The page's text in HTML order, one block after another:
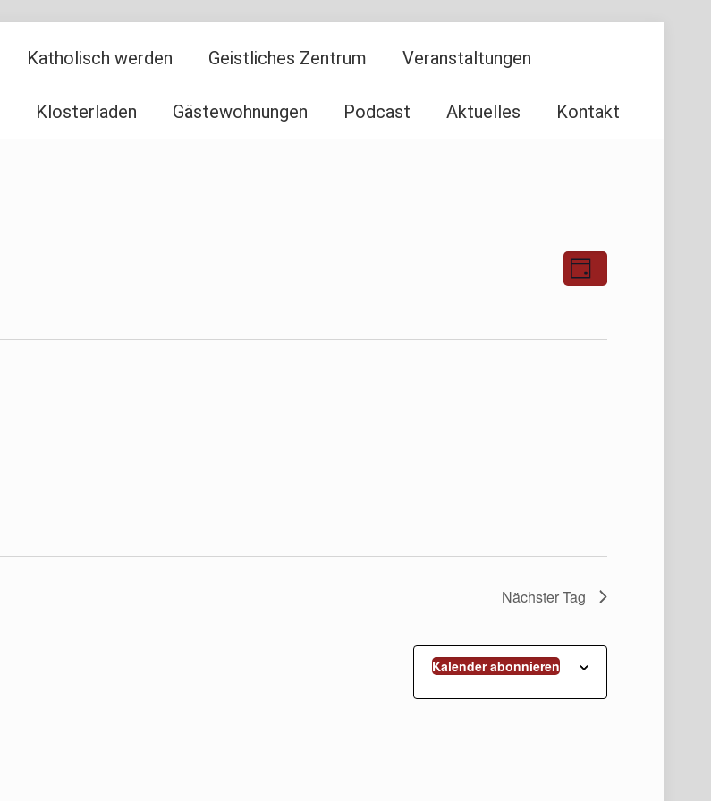
Katholisch werden Geistliches Zentrum Veranstaltungen
Klosterladen Gästewohnungen Podcast Aktuelles Kontakt
Ansichten-
Navigation
Ansichten-
Tag
Nächster Tag
Kalender abonnieren